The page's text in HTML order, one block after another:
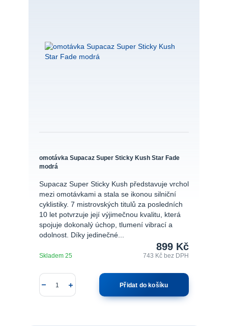
omotávka Supacaz Super Sticky Kush Star Fade
modrá
Supacaz Super Sticky Kush představuje vrchol
mezi omotávkami a stala se ikonou silniční
cyklistiky. 7 mistrovských titulů za posledních
10 let potvrzuje její výjimečnou kvalitu, která
spojuje dokonalý úchop, tlumení vibrací a
odolnost. Díky jedinečné...
899 Kč
743 Kčbez DPH
Skladem 25
Přidat do košíku